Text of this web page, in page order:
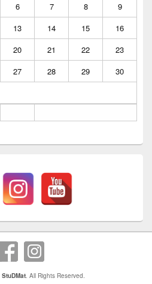
6 7 8
9
13 14 15
16
20 21 22
23
27 28 29
30
StuDMat. All Rights Reserved.